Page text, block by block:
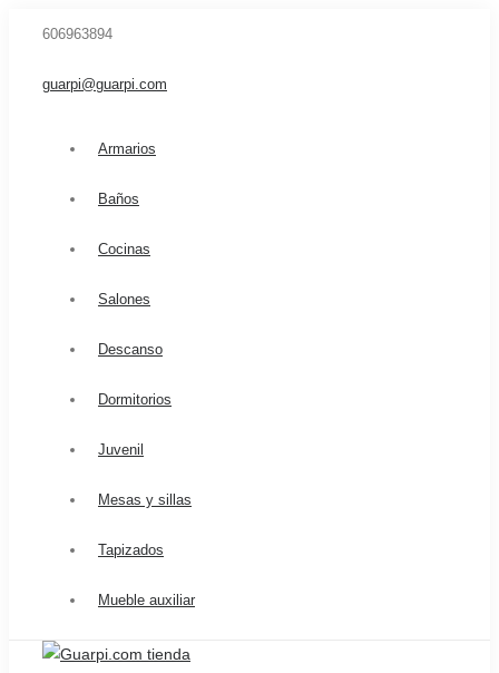
606963894
guarpi@guarpi.com
Armarios
Baños
Cocinas
Salones
Descanso
Dormitorios
Juvenil
Mesas y sillas
Tapizados
Mueble auxiliar